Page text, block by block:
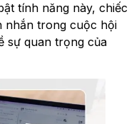
tính năng này, chiếc
nhắn trong cuộc hội
sự quan trọng của